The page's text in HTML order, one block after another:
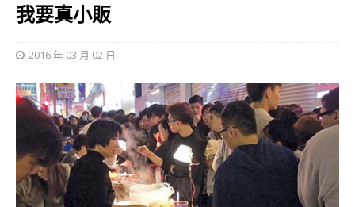
我要真小販
2016 年 03 月 02 日